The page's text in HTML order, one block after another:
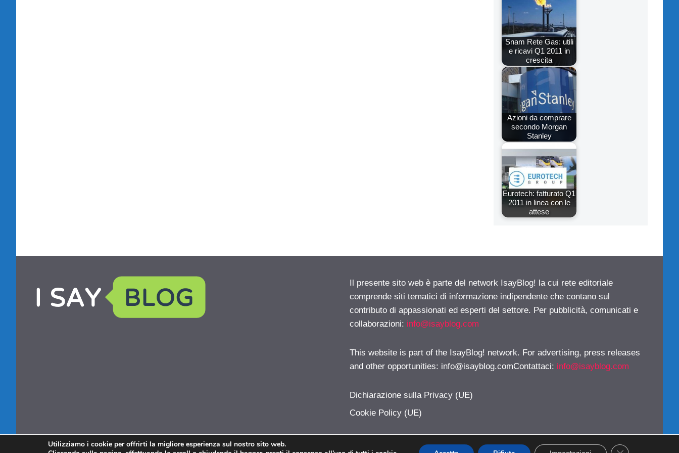
Snam Rete Gas: utili
e ricavi Q1 2011 in
crescita
Azioni da comprare
secondo Morgan
Stanley
Eurotech: fatturato Q1
2011 in linea con le
attese
Il presente sito web è parte del network IsayBlog! la cui rete editoriale
comprende siti tematici di informazione indipendente che contano sul
contributo di appassionati ed esperti del settore. Per pubblicità, comunicati e
collaborazioni: info@isayblog.com
This website is part of the IsayBlog! network. For advertising, press releases
and other opportunities: info@isayblog.comContattaci: info@isayblog.com
Dichiarazione sulla Privacy (UE)
Cookie Policy (UE)
Utilizziamo i cookie per offrirti la migliore esperienza sul nostro sito web.
CLOSE GDPR